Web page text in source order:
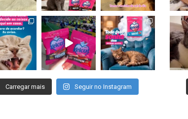
Carregar mais Seguir no Instagram